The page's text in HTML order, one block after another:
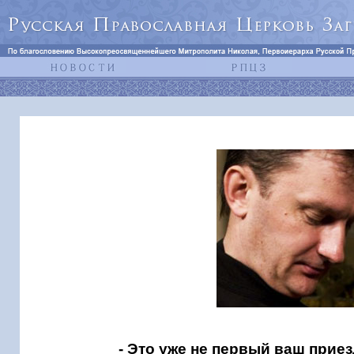
- Это уже не первый ваш